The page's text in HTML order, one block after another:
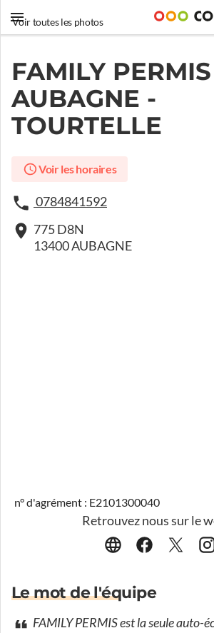
Voir toutes les photos
FAMILY
AUBAGNE -
TOURTELLE
Voir les horaires
0784841592
775 D8N
13400 AUBAGNE
n° d'agrément : E2101300040
Retrouvez nous sur le
Le mot de l'équipe
FAMILY PERMIS est la seule auto-